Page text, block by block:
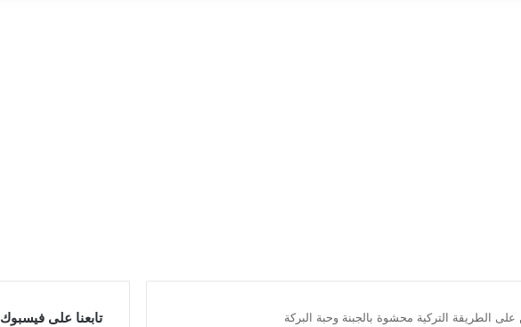
الطريقة التركية محشوة بالجبنة وحبة البركة تابعنا على فيسبوك